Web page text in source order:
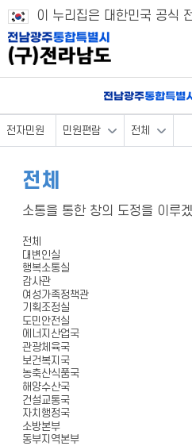
이 누리집은 대한민국 공식
전자민원 민원편람 전체
전체
소통을 통한 창의 도정을 이루
전체
대변인실
행복소통실
감사관
여성가족정책관
기획조정실
도민안전실
에너지산업국
관광체육국
보건복지국
농축산식품국
해양수산국
건설교통국
자치행정국
소방본부
동부지역본부